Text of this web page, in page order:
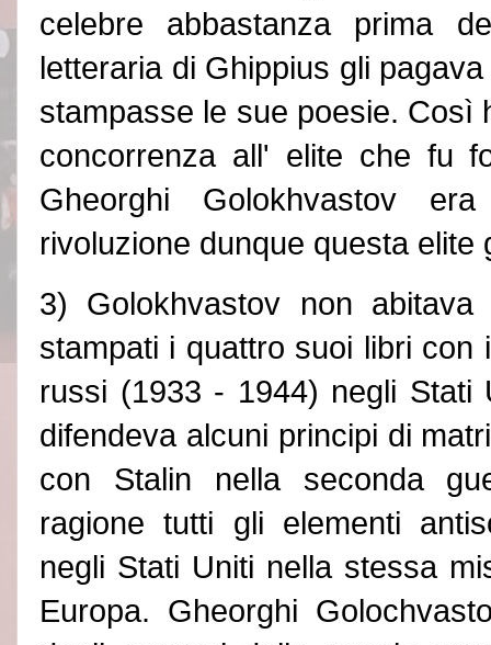
celebre abbastanza prima
letteraria di Ghippius gli
stampasse le sue poesie. Così
concorrenza all ' elite che fu
Gheorghi Golokhvastov
rivoluzione dunque questa elite
3) Golokhvastov non
stampati i quattro suoi libri con
russi (1933 - 1944) negli Stati
difendeva alcuni principi di
con Stalin nella seconda
ragione tutti gli elementi
negli Stati Uniti nella stessa
Europa. Gheorghi